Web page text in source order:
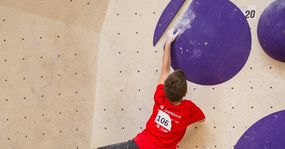
ANFAHRT
ZUM 1. MAL BEI UNS?
FAQ
FORMULARE
ATHLETENTEAM
YOGA & AKROBATIK
GRUPPENEVENTS
RAUM FÜR GRUPPEN / YOGA /
RAUM BOOFE
RAUM BIWAK